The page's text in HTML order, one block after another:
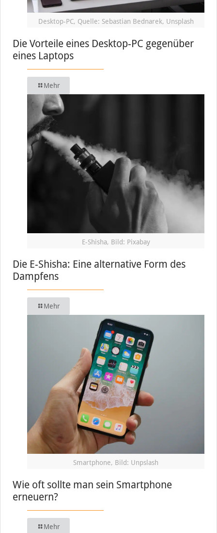
Desktop-PC, Quelle: Sebastian Bednarek, Unsplash
Die Vorteile eines Desktop-PC gegenüber
eines Laptops
Mehr
E-Shisha, Bild: Pixabay
Die E-Shisha: Eine alternative Form des
Dampfens
Mehr
Smartphone, Bild: Unpslash
Wie oft sollte man sein Smartphone
erneuern?
Mehr